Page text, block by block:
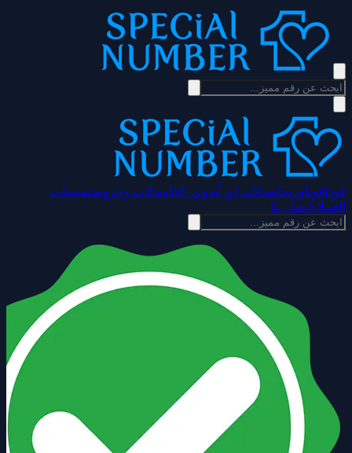
فودافوناورنجاتصالات إي آندوي WE مقالات وعروضتقييمات
العملاء اتصل بنا